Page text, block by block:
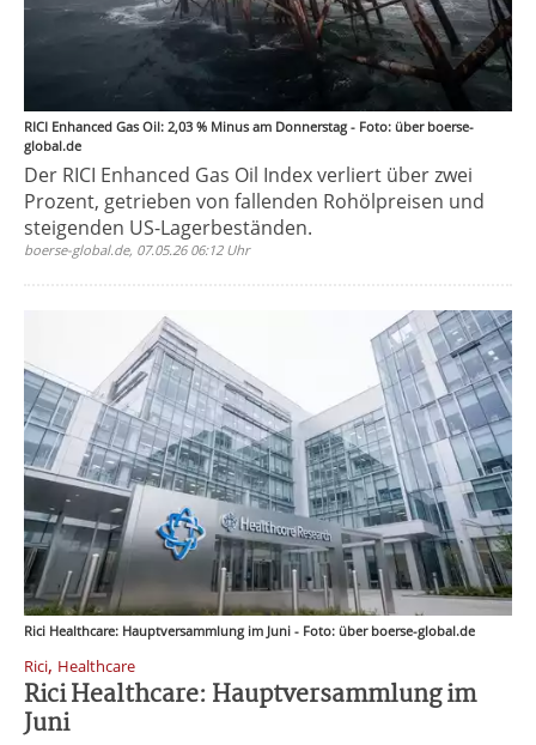
RICI Enhanced Gas Oil: 2,03 % Minus am Donnerstag - Foto: über boerse-
global.de
Der RICI Enhanced Gas Oil Index verliert über zwei
Prozent, getrieben von fallenden Rohölpreisen und
steigenden US-Lagerbeständen.
boerse-global.de, 07.05.26 06:12 Uhr
Rici Healthcare: Hauptversammlung im Juni - Foto: über boerse-global.de
Rici, Healthcare
Rici Healthcare: Hauptversammlung im
Juni